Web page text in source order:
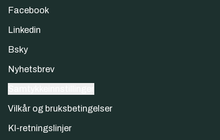
Facebook
Linkedin
Bsky
Nyhetsbrev
Vilkår og bruksbetingelser
KI-retningslinjer